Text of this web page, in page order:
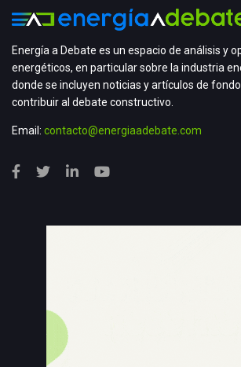
Energía a Debate es un espacio de análisis y
energéticos, en particular sobre la industria
donde se incluyen noticias y artículos de
contribuir al debate constructivo.
Email: contacto@energiaadebate.com